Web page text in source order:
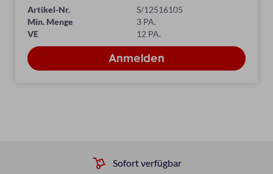
Artikel-Nr.
S/12516105
Min. Menge
3 PA.
VE
12 PA.
Sofort verfügbar